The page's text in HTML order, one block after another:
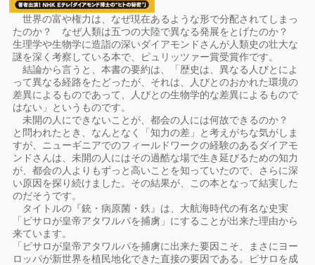
世界の富や権力は、なぜ現在あるような形で分配されてしまっ
たのか？ なぜ人類は五つの大陸で異なる発展をとげたのか？
生理学や生物学に造詣の深いダイアモンドさんが人類史の壮大な
謎を深く考察している本で、ピュリッツァー賞受賞作です。
結論から言うと、本書の要約は、「歴史は、異なる人びとによ
って異なる経路をたどったが、それは、人びとのおかれた環境の
差異によるものであって、人びとの生物学的な差異によるもので
はない」というものです。
未開の人にできないことが、都会の人には何故できるのか？
と問われたとき、なんとなく「知力の差」と考えがちな気がしま
すが、ニューギニアでのフィールドワークの経験のあるダイアモ
ンドさんは、未開の人にはその過酷な場で生き延びるための知力
が、都会の人よりもずっと高いことを知っていたので、さらに深
い原因を探り続けました。その結果が、この本となって結実した
のだそうです。
タイトルの『銃・病原菌・鉄』は、大航海時代の有名な史実
「ピサロが皇帝アタワルパを捕虜」にすることが出来た理由から
来ています。
「ピサロが皇帝アタワルパを捕虜に出来た要因こそ、まさにヨー
ロッパが新世界を植民地化できた直接の要因である。ピサロを成